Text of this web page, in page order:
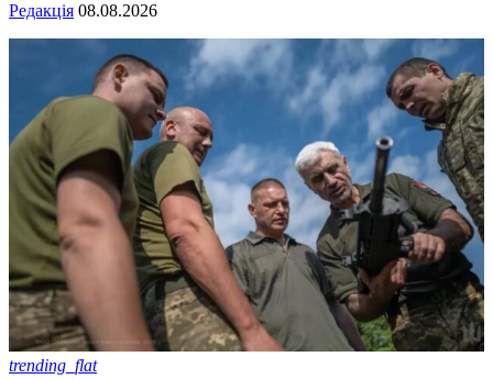
Редакція 08.08.2026
trending_flat